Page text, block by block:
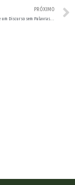
PRÓXIMO
Grupo de trabalho: De um Discurso sem Palavras ao que se escreve do Real